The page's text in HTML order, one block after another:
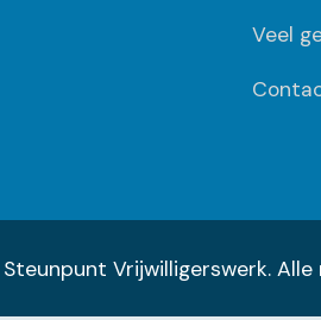
Veel
Vrijwilligerswerk.